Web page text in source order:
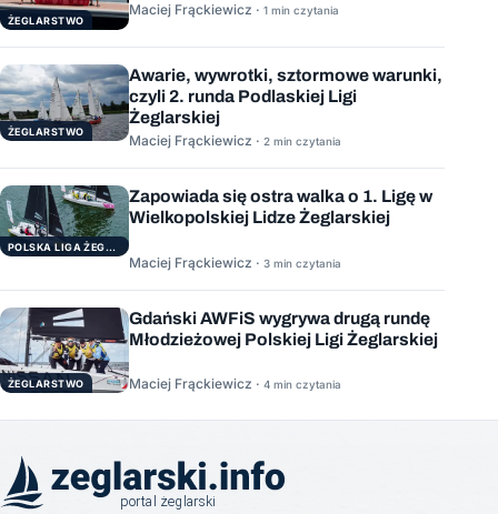
ŻEGLARSTWO
Maciej Frąckiewicz · 1 min czytania
ŻEGLARSTWO
Awarie, wywrotki, sztormowe warunki,
czyli 2. runda Podlaskiej Ligi
Żeglarskiej
Maciej Frąckiewicz · 2 min czytania
POLSKA LIGA ŻEGLARSKA
Zapowiada się ostra walka o 1. Ligę w
Wielkopolskiej Lidze Żeglarskiej
Maciej Frąckiewicz · 3 min czytania
ŻEGLARSTWO
Gdański AWFiS wygrywa drugą rundę
Młodzieżowej Polskiej Ligi Żeglarskiej
Maciej Frąckiewicz · 4 min czytania